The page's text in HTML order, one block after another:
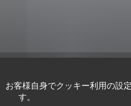
客様自身でクッキー利用の設
す。